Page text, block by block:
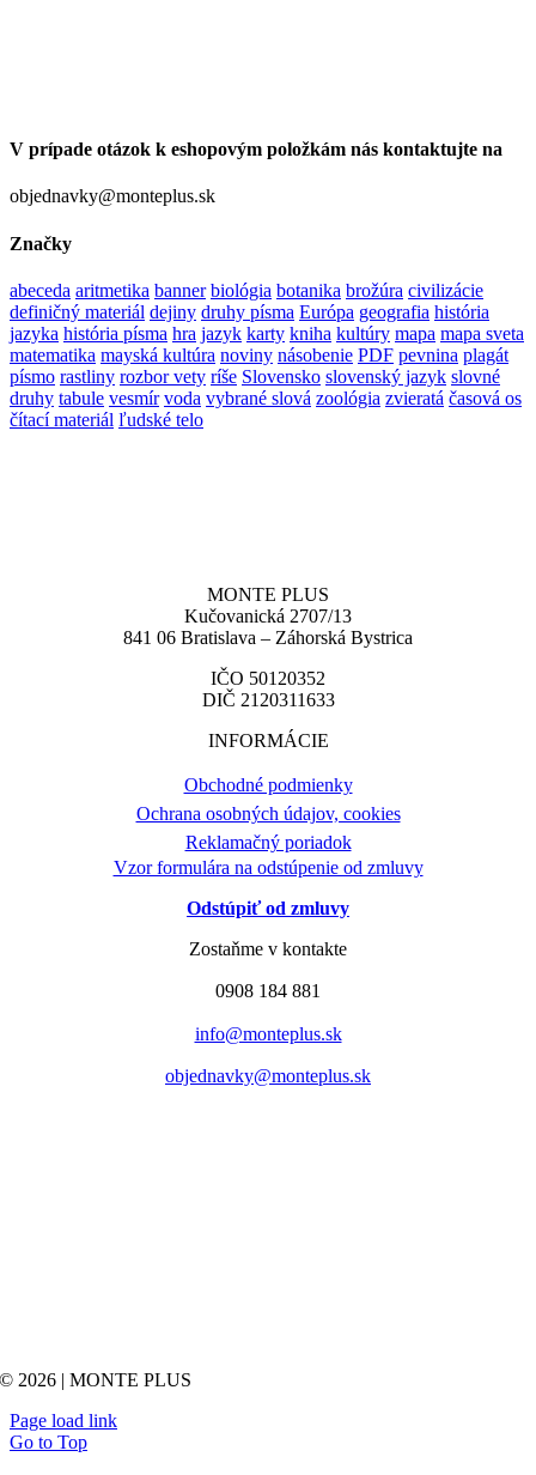
V prípade otázok k eshopovým položkám nás kontaktujte na
objednavky@monteplus.sk
Značky
abeceda aritmetika banner biológia botanika brožúra civilizácie
definičný materiál dejiny druhy písma Európa geografia história
jazyka história písma hra jazyk karty kniha kultúry mapa mapa sveta
matematika mayská kultúra noviny násobenie PDF pevnina plagát
písmo rastliny rozbor vety ríše Slovensko slovenský jazyk slovné
druhy tabule vesmír voda vybrané slová zoológia zvieratá časová os
čítací materiál ľudské telo
MONTE PLUS
Kučovanická 2707/13
841 06 Bratislava – Záhorská Bystrica
IČO 50120352
DIČ 2120311633
INFORMÁCIE
Obchodné podmienky
Ochrana osobných údajov, cookies
Reklamačný poriadok
Vzor formulára na odstúpenie od zmluvy
Odstúpiť od zmluvy
Zostaňme v kontakte
0908 184 881
info@monteplus.sk
objednavky@monteplus.sk
© 2026 | MONTE PLUS
Page load link
Go to Top